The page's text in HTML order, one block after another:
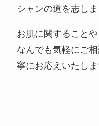
シャンの道を志しま
お肌に関すること
なんでも気軽にご
寧にお応えいたしま